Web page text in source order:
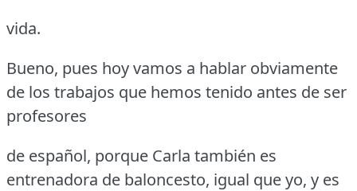
vida.
Bueno, pues hoy vamos a hablar obviamente
de los trabajos que hemos tenido antes de ser
profesores
de español, porque Carla también es
entrenadora de baloncesto, igual que yo, y es